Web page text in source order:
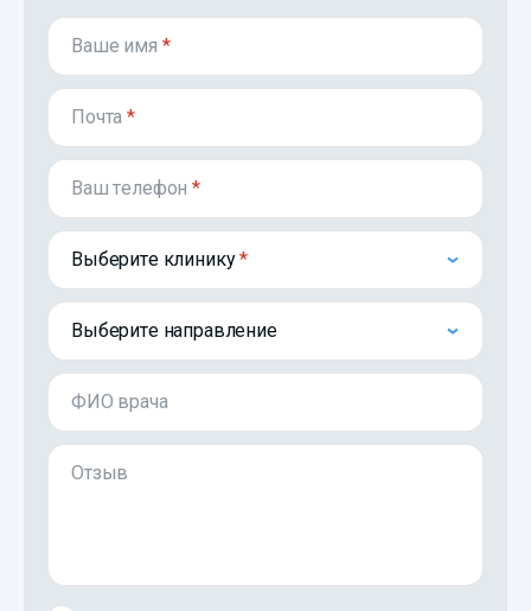
Ваше имя *
Почта*
Ваш телефон*
Выберите клинику
Выберите направление
ФИО врача
Отзыв